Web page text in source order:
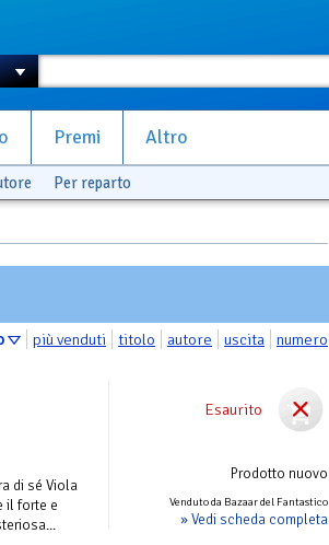
Premi Altro
Per reparto
più venduti titolo autore uscita numero
Esaurito
Prodotto nuovo
Venduto da Bazaar del Fantastico
» Vedi scheda completa
di sé Viola
il forte e